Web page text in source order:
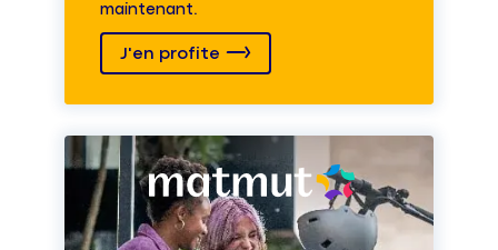
maintenant.
J'en profite